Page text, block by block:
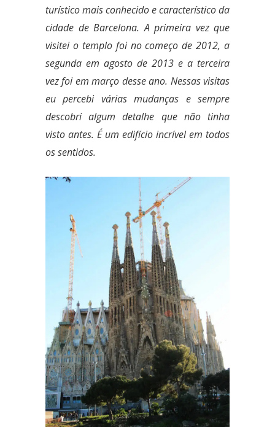
turístico mais conhecido e característico da
cidade de Barcelona.A primeira vez que
visitei o templo foi no começo de 2012, a
segunda em agosto de 2013 e a terceira
vez foi em março desse ano. Nessas visitas
eu percebi várias mudanças e sempre
descobri algum detalhe que não tinha
visto antes. É um edifício incrível em todos
os sentidos.